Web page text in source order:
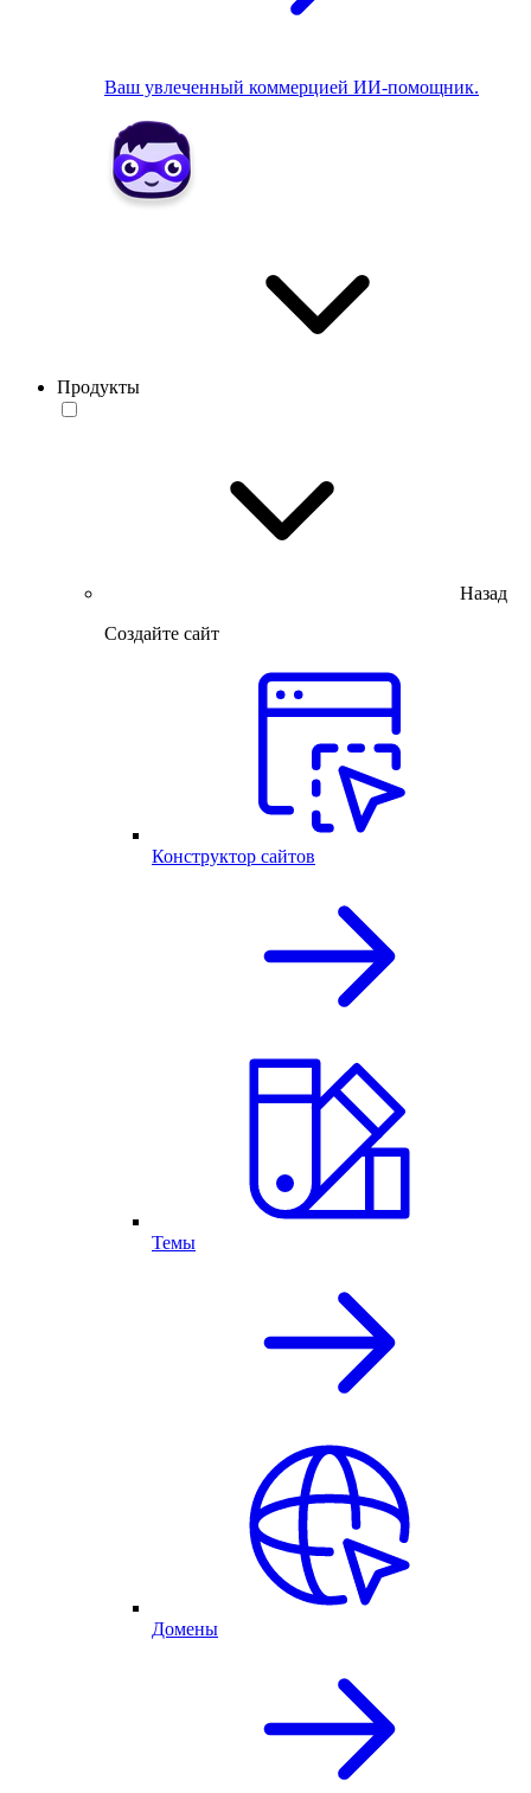
Ваш увлеченный коммерцией ИИ-помощник.
Продукты
Назад
Создайте сайт
Конструктор сайтов
Темы
Домены